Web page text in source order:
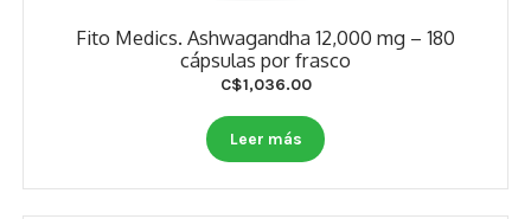
Fito Medics. Ashwagandha 12,000 mg – 180
cápsulas por frasco
C$1,036.00
Leer más